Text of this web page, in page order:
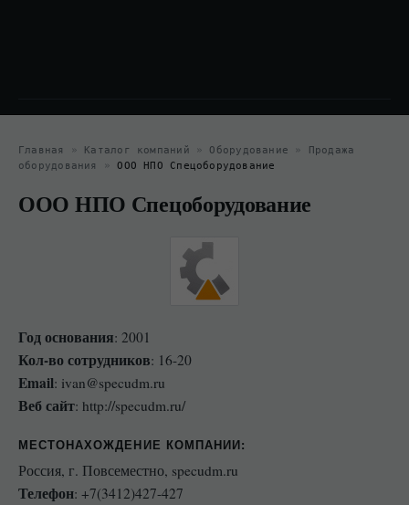
Главная » Каталог компаний » Оборудование » Продажа
оборудования
»ООО НПО Спецоборудование
ООО НПО Спецоборудование
Год основания: 2001
Кол-во сотрудников: 16-20
Email: ivan@specudm.ru
Веб сайт: http://specudm.ru/
МЕСТОНАХОЖДЕНИЕ КОМПАНИИ:
Россия, г. Повсеместно, specudm.ru
Телефон: +7(3412)427-427